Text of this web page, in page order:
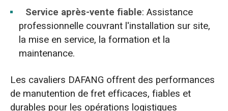
Service après-vente fiable: Assistance
professionnelle couvrant l'installation sur site,
la mise en service, la formation et la
maintenance.
Les cavaliers DAFANG offrent des performances
de manutention de fret efficaces, fiables et
durables pour les opérations logistiques